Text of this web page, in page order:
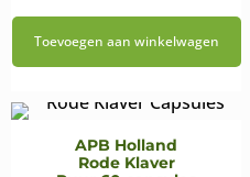
prijs prijs
Toevoegen aan winkelwagen
APB Holland
Rode Klaver